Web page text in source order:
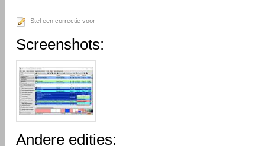
Stel een correctie voor
Screenshots:
Andere edities: